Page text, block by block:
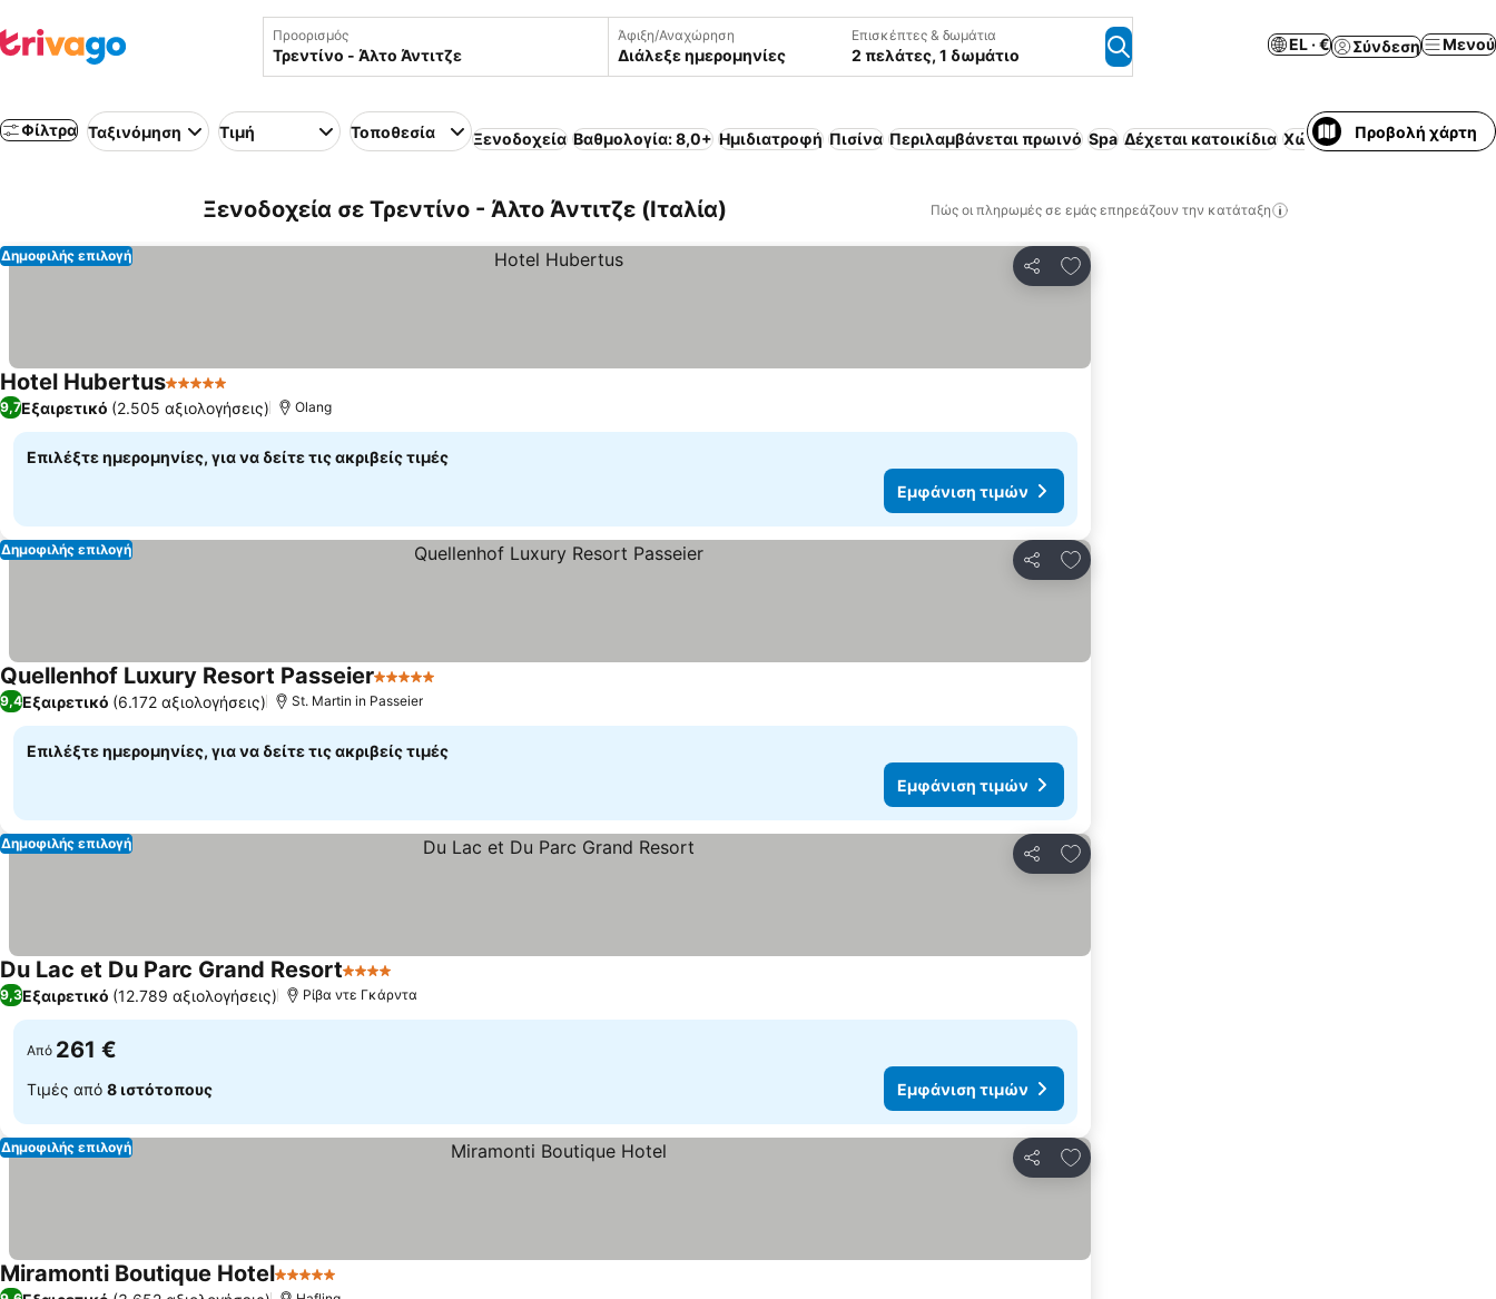
Προορισμός Άφιξη/Αναχώρηση
Διάλεξε ημερομηνίες
Επισκέπτες & δωμάτια
2 πελάτες, 1 δωμάτιο
EL · € Σύνδεση Μενού
Φίλτρα Ταξινόμηση Τιμή Τοποθεσία Ξενοδοχεία Βαθμολογία: 8,0+ Ημιδιατροφή Πισίνα Περιλαμβάνεται πρωινό Spa Δέχεται κατοικίδια Χώρος στάθμευσης
Προβολή χάρτη
Ξενοδοχεία σε Τρεντίνο - Άλτο Άντιτζε (Ιταλία) Πώς οι πληρωμές σε εμάς επηρεάζουν την κατάταξη
Κοινοποίηση
Προσθήκη στα αγαπημένα
Δημοφιλής επιλογή
Hotel Hubertus5 Αστέρια
9,7Εξαιρετικό (2.505 αξιολογήσεις) Olang
Επιλέξτε ημερομηνίες, για να δείτε τις ακριβείς τιμές
Εμφάνιση τιμών
Κοινοποίηση
Προσθήκη στα αγαπημένα
Δημοφιλής επιλογή
Quellenhof Luxury Resort Passeier5 Αστέρια
9,4Εξαιρετικό (6.172 αξιολογήσεις) St. Martin in Passeier
Επιλέξτε ημερομηνίες, για να δείτε τις ακριβείς τιμές
Εμφάνιση τιμών
Κοινοποίηση
Προσθήκη στα αγαπημένα
Δημοφιλής επιλογή
Du Lac et Du Parc Grand Resort4 Αστέρια
9,3Εξαιρετικό (12.789 αξιολογήσεις) Ρίβα ντε Γκάρντα
Από 261 €
Τιμές από 8 ιστότοπους Εμφάνιση τιμών
Κοινοποίηση
Προσθήκη στα αγαπημένα
Δημοφιλής επιλογή
Miramonti Boutique Hotel5 Αστέρια